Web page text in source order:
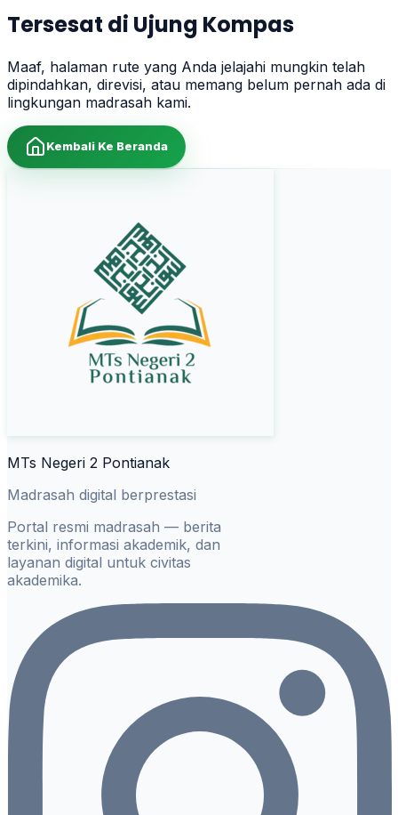
Tersesat di Ujung Kompas
Maaf, halaman rute yang Anda jelajahi mungkin telah
dipindahkan, direvisi, atau memang belum pernah ada di
lingkungan madrasah kami.
Kembali Ke Beranda
MTs Negeri 2 Pontianak
Madrasah digital berprestasi
Portal resmi madrasah — berita
terkini, informasi akademik, dan
layanan digital untuk civitas
akademika.